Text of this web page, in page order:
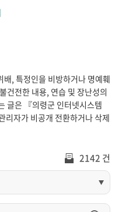
, 특정인을 비방하거나 명예훼
건전한 내용, 연습 및 장난성의
글은 『의령군 인터넷시스템
리자가 비공개 전환하거나 삭제
2142 건